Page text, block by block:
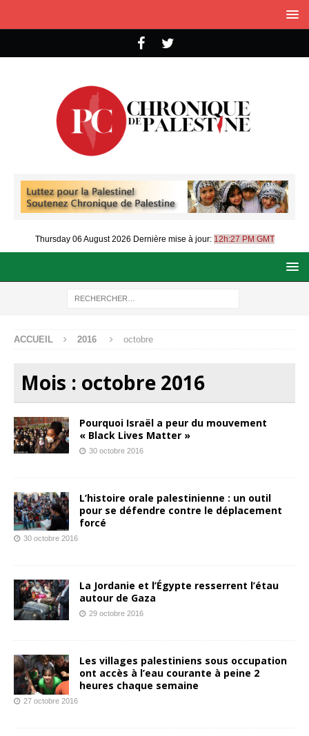
Thursday 06 August 2026 Dernière mise à jour: 12h:27 PM GMT
ACCUEIL 2016 octobre
Mois : octobre 2016
Pourquoi Israël a peur du mouvement
« Black Lives Matter »
30 octobre 2016
L’histoire orale palestinienne : un outil
pour se défendre contre le déplacement
forcé
30 octobre 2016
La Jordanie et l’Égypte resserrent l’étau
autour de Gaza
29 octobre 2016
Les villages palestiniens sous occupation
ont accès à l’eau courante à peine 2
heures chaque semaine
27 octobre 2016